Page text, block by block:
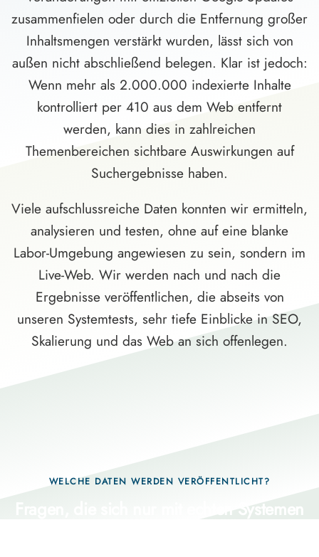
zusammenfielen oder durch die Entfernung großer
Inhaltsmengen verstärkt wurden, lässt sich von
außen nicht abschließend belegen. Klar ist jedoch:
Wenn mehr als 2.000.000 indexierte Inhalte
kontrolliert per 410 aus dem Web entfernt
werden, kann dies in zahlreichen
Themenbereichen sichtbare Auswirkungen auf
Suchergebnisse haben.
Viele aufschlussreiche Daten konnten wir ermitteln,
analysieren und testen, ohne auf eine blanke
Labor-Umgebung angewiesen zu sein, sondern im
Live-Web. Wir werden nach und nach die
Ergebnisse veröffentlichen, die abseits von
unseren Systemtests, sehr tiefe Einblicke in SEO,
Skalierung und das Web an sich offenlegen.
WELCHE DATEN WERDEN VERÖFFENTLICHT?